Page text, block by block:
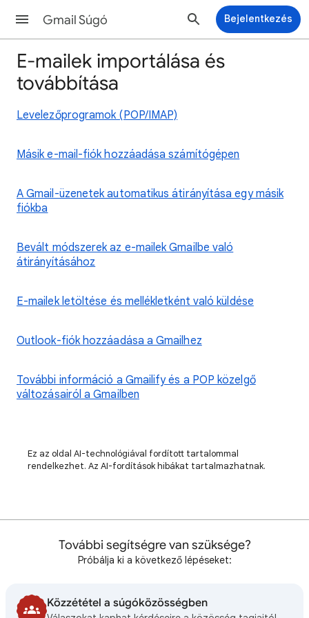
Gmail Súgó Bejelentkezés
E-mailek importálása és
továbbítása
Levelezőprogramok (POP/IMAP)
Másik e-mail-fiók hozzáadása számítógépen
A Gmail-üzenetek automatikus átirányítása egy másik
fiókba
Bevált módszerek az e-mailek Gmailbe való
átirányításához
E-mailek letöltése és mellékletként való küldése
Outlook-fiók hozzáadása a Gmailhez
További információ a Gmailify és a POP közelgő
változásairól a Gmailben
Ez az oldal AI-technológiával fordított tartalommal
rendelkezhet. Az AI-fordítások hibákat tartalmazhatnak.
További segítségre van szüksége?
Próbálja ki a következő lépéseket:
Közzététel a súgóközösségben